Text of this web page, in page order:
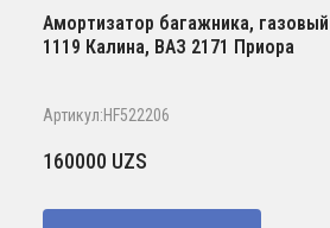
Амортизатор багажника,
1119 Калина, ВАЗ 2171 Приора
Артикул:HF522206
160000 UZS